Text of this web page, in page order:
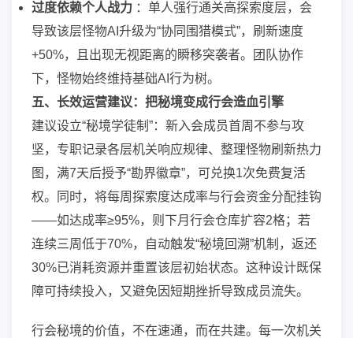
过度依赖个人战力 ：单人强行通关高探索度层，会
导致该层怪物AI升级为“协同围猎模式”，刷新速度
+50%，且出现无视距离的瞬移突袭者。团队协作
下，怪物始终维持基础AI行为树。
五、长效运营建议：把秘境变成行会造血引擎
建议设立“秘境学徒制”：新入会成员首周不参与攻
坚，专职记录各层机关响应规律、整理怪物刷新热力
图，满7天后授予“勘界徽章”，可兑换1次免费复活
权。同时，将每周探索度达成率与行会资金分配挂钩
——如达成率≥95%，则下月行会仓库扩容2格；若
连续三周低于70%，自动触发“秘境回溯”机制，返还
30%已消耗资源并重置该层初始状态。这种设计既保
障可持续投入，又避免因短期挫折导致成员流失。
行会秘境的价值，不在速通，而在共建。每一次机关